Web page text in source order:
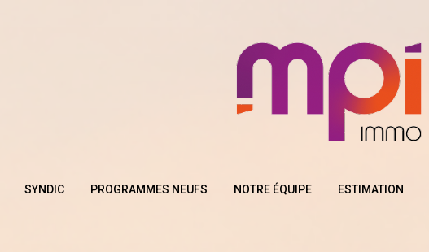
SYNDIC PROGRAMMES NEUFS NOTRE ÉQUIPE ESTIMATION